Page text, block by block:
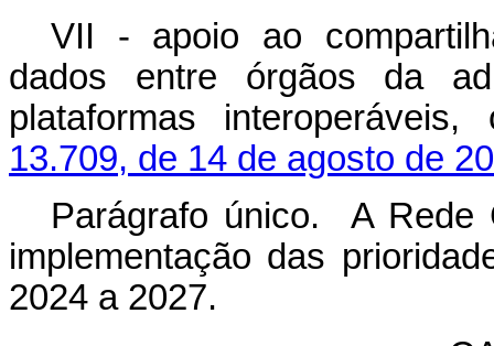
VII - apoio ao
dados entre órgãos da
plataformas
13.709, de 14 de agosto de
Parágrafo único. A Rede
implementação das
2024 a 2027.